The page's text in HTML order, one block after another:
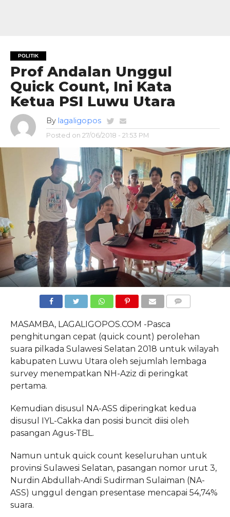
POLITIK
Prof Andalan Unggul
Quick Count, Ini Kata
Ketua PSI Luwu Utara
By lagaligopos
Posted on 27/06/2018 - 21:53 PM
MASAMBA, LAGALIGOPOS.COM -Pasca
penghitungan cepat (quick count) perolehan
suara pilkada Sulawesi Selatan 2018 untuk wilayah
kabupaten Luwu Utara oleh sejumlah lembaga
survey menempatkan NH-Aziz di peringkat
pertama.
Kemudian disusul NA-ASS diperingkat kedua
disusul IYL-Cakka dan posisi buncit diisi oleh
pasangan Agus-TBL.
Namun untuk quick count keseluruhan untuk
provinsi Sulawesi Selatan, pasangan nomor urut 3,
Nurdin Abdullah-Andi Sudirman Sulaiman (NA-
ASS) unggul dengan presentase mencapai 54,74%
suara.